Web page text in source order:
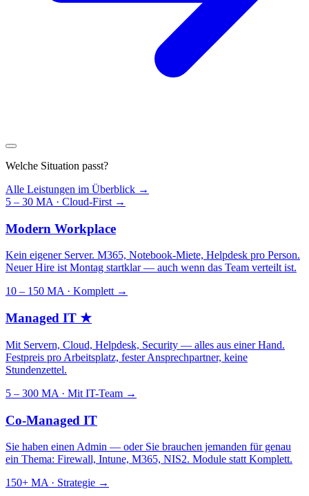
Welche Situation passt?
Alle Leistungen im Überblick →
5 – 30 MA · Cloud-First →
Modern Workplace
Kein eigener Server. M365, Notebook-Miete, Helpdesk pro Person.
Neuer Hire ist Montag startklar — auch wenn das Team verteilt ist.
10 – 150 MA · Komplett →
Managed IT ★
Mit Servern, Cloud, Helpdesk, Security — alles aus einer Hand.
Festpreis pro Arbeitsplatz, fester Ansprechpartner, keine
Stundenzettel.
5 – 300 MA · Mit IT-Team →
Co-Managed IT
Sie haben einen Admin — oder Sie brauchen jemanden für genau
ein Thema: Firewall, Intune, M365, NIS2. Module statt Komplett.
150+ MA · Strategie →